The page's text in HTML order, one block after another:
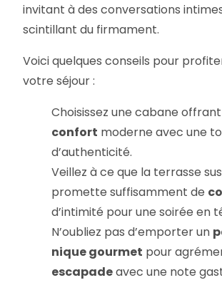
invitant à des conversations
scintillant du firmament.
Voici quelques conseils pour
votre séjour :
Choisissez une cabane
confort moderne avec une
d’authenticité.
Veillez à ce que la terrasse
promette suffisamment de
d’intimité pour une soirée en
N’oubliez pas d’emporter un
nique gourmet pour
escapadeavec une note